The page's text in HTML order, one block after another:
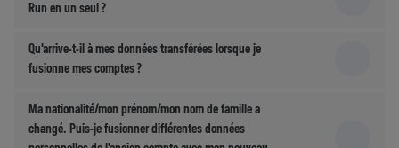
Run en un seul ?
Qu'arrive-t-il à mes données transférées lorsque je
fusionne mes comptes ?
Ma nationalité/mon prénom/mon nom de famille a
changé. Puis-je fusionner différentes données